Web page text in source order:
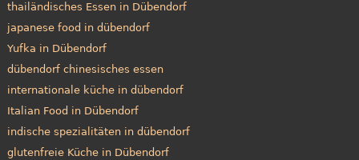
thailändisches Essen in Dübendorf
japanese food in dübendorf
Yufka in Dübendorf
dübendorf chinesisches essen
internationale küche in dübendorf
Italian Food in Dübendorf
indische spezialitäten in dübendorf
glutenfreie Küche in Dübendorf